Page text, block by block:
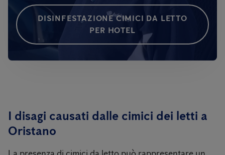
DISINFESTAZIONE CIMICI DA LETTO
PER HOTEL
I disagi causati dalle cimici dei letti a
Oristano